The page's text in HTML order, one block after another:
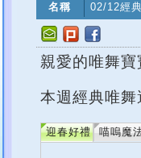
名稱 02/12經
親愛的唯舞
本週經典唯
迎春好禮 喵嗚魔